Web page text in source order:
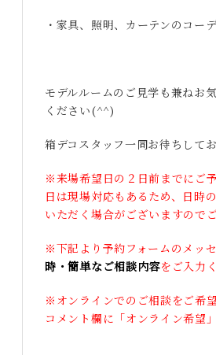
・家具、照明、カーテンのコー
モデルルームのご見学も兼ねお
ください(^^)
箱デコスタッフ一同お待ちしてお
※来場希望日の２日前までにご
日は現場対応もあるため、日時
いただく場合がございますので
※下記より予約フォームのメッ
時・簡単なご相談内容をご入力
※オンラインでのご相談をご希
コメント欄に「オンライン希望